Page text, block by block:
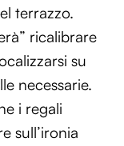
terrazzo.
ricalibrare
su
necessarie.
i regali
sull’ironia